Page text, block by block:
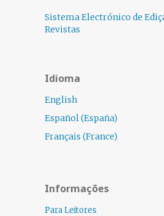
Sistema Electrónico de
Revistas
Idioma
English
Español (España)
Français (France)
Informações
Para Leitores